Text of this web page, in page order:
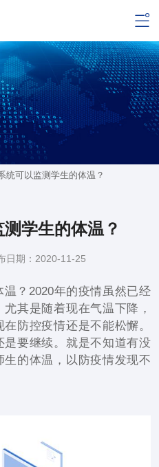
统可以监测学生的体温？
学生的体温？
日期：2020-11-25
？2020年的疫情虽然已经
其是随着现在气温下降，
防控疫情还是不能松懈。
要继续。就是不知道有没
的体温，以防疫情发现不